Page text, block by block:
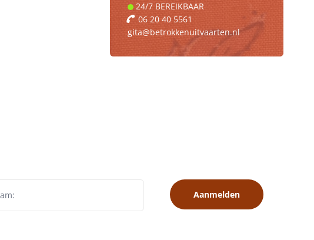
24/7 BEREIKBAAR
06 20 40 5561
gita@betrokkenuitvaarten.nl
Aanmelden